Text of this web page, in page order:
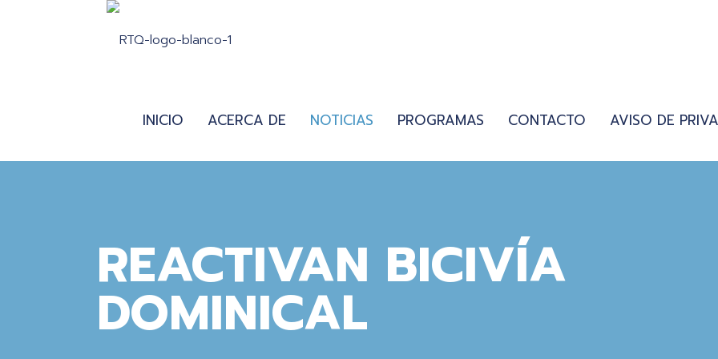
INICIO ACERCA DE NOTICIAS PROGRAMAS CONTACTO AVISO DE
REACTIVAN BICIVÍA
DOMINICAL